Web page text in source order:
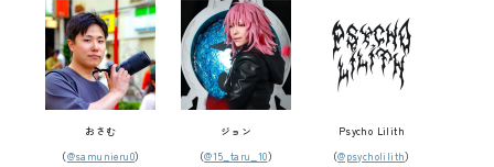
おさむ
（@samunieru0）
ジョン
（@15_taru_10）
Psycho Lilith
（@psycholilith）